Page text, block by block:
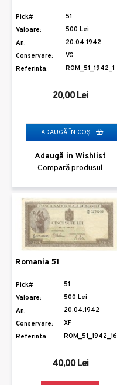
Pick#
51
Valoare:
500 Lei
An:
20.04.1942
Conservare:
VG
Referinta:
ROM_51_1942_1
20,00 Lei
ADAUGĂ ÎN COŞ
Adaugă in Wishlist
Compară produsul
Romania 51
Pick#
51
Valoare:
500 Lei
An:
20.04.1942
Conservare:
XF
Referinta:
ROM_51_1942_16
40,00 Lei